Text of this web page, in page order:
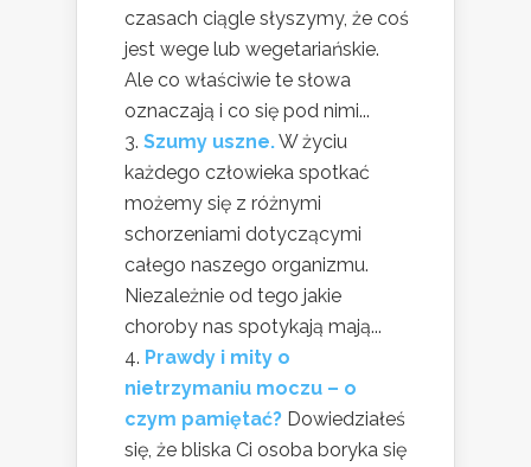
czasach ciągle słyszymy, że coś
jest wege lub wegetariańskie.
Ale co właściwie te słowa
oznaczają i co się pod nimi...
Szumy uszne.W życiu
każdego człowieka spotkać
możemy się z różnymi
schorzeniami dotyczącymi
całego naszego organizmu.
Niezależnie od tego jakie
choroby nas spotykają mają...
Prawdy i mity o
nietrzymaniu moczu – o
czym pamiętać? Dowiedziałeś
się, że bliska Ci osoba boryka się